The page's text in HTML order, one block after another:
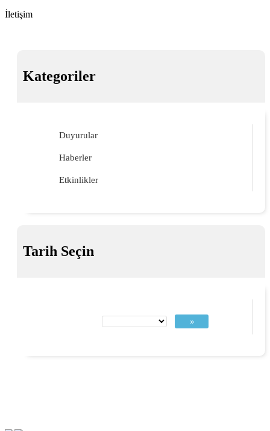
İletişim
Kategoriler
Duyurular
Haberler
Etkinlikler
Tarih Seçin
»